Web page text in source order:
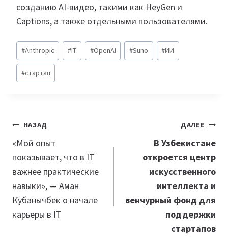
созданию AI-видео, такими как HeyGen и
Captions, а также отдельными пользователями.
Метки
записи:
#Anthropic #IT #OpenAI #Suno #ИИ
#стартап
Навигация
по
записям
НАЗАД
«Мой опыт
показывает, что в IT
важнее практические
навыки», — Аман
Кубанычбек о начале
карьеры в IT
ДАЛЕЕ
В Узбекистане
откроется центр
искусственного
интеллекта и
венчурный фонд для
поддержки
стартапов